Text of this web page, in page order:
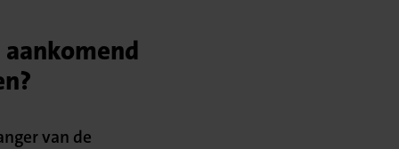
van de